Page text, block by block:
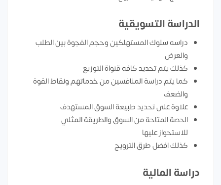
الدراسة التسويقية
دراسه سلوك المستهلكين وحجم الفجوة بين الطلب
والعرض
كذلك يتم تحديد كافه قنواة التوزيع
كما يتم دراسة المنافسين من خدماتهم ونقاط القوة
والضعف
علاوة على تحديد طبيعة السوق المستهدف
الحصة المتاحة من السوق والطريقة المثلي
للاستحواز عليها
كذلك افضل طرق الترويج
دراسة المالية